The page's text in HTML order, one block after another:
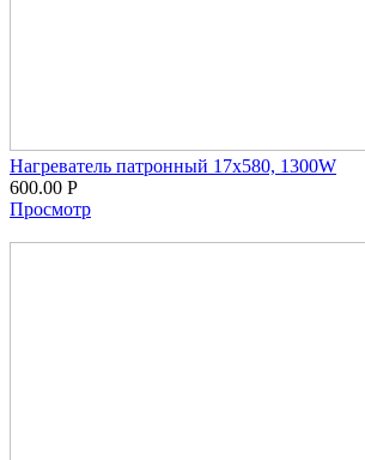
Нагреватель патронный 17х580, 1300W
600.00 Р
Просмотр